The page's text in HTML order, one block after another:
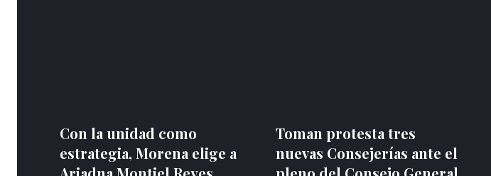
Con la unidad como
estrategia, Morena elige a
Toman protesta tres
nuevas Consejerías ante el